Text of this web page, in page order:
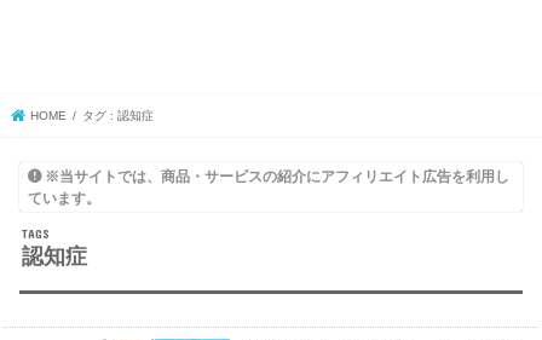
HOME タグ : 認知症
※当サイトでは、商品・サービスの紹介にアフィリエイト広告を利用し
ています。
認知症